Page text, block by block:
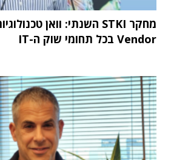
Vendor בכל תחומי שוק ה-IT